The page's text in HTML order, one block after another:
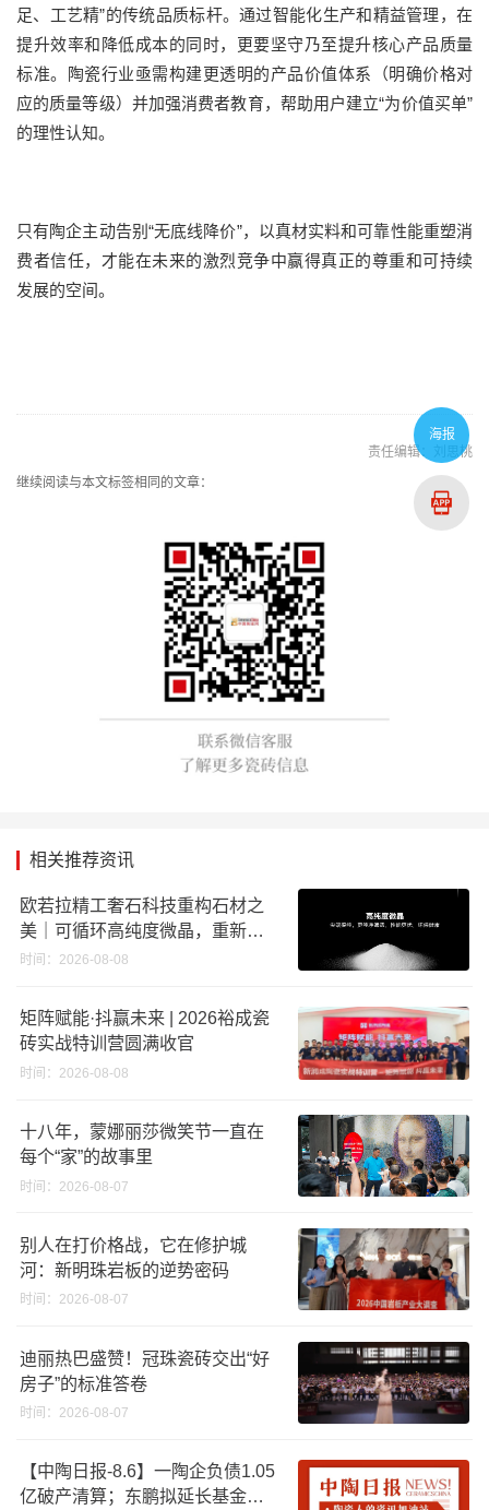
足、工艺精”的传统品质标杆。通过智能化生产和精益管理，在
提升效率和降低成本的同时，更要坚守乃至提升核心产品质量
标准。陶瓷行业亟需构建更透明的产品价值体系（明确价格对
应的质量等级）并加强消费者教育，帮助用户建立“为价值买单”
的理性认知。
只有陶企主动告别“无底线降价”，以真材实料和可靠性能重塑消
费者信任，才能在未来的激烈竞争中赢得真正的尊重和可持续
发展的空间。
责任编辑：刘思桃
继续阅读与本文标签相同的文章：
相关推荐资讯
欧若拉精工奢石科技重构石材之
美｜可循环高纯度微晶，重新定
义高端奢石原料
时间：2026-08-08
矩阵赋能·抖赢未来 | 2026裕成瓷
砖实战特训营圆满收官
时间：2026-08-08
十八年，蒙娜丽莎微笑节一直在
每个“家”的故事里
时间：2026-08-07
别人在打价格战，它在修护城
河：新明珠岩板的逆势密码
时间：2026-08-07
迪丽热巴盛赞！冠珠瓷砖交出“好
房子”的标准答卷
时间：2026-08-07
【中陶日报-8.6】一陶企负债1.05
亿破产清算；东鹏拟延长基金投
海报